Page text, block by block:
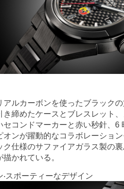
カーボンを使ったブラックの
き締めたケースとブレスレット
セコンドマーカーと赤い秒針、6
オンが躍動的なコラボレーショ
ク仕様のサファイアガラス製の
描かれている。
‧スポーティーなデザイン